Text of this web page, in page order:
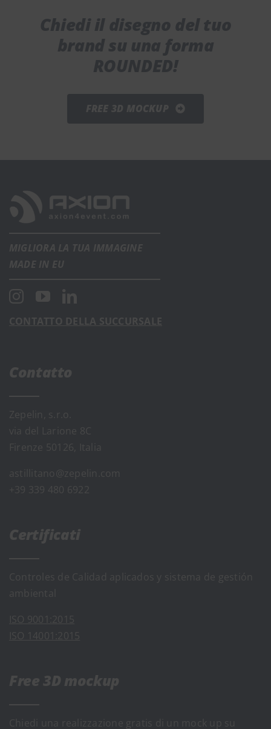
Chiedi il disegno del tuo
brand su una forma
ROUNDED!
FREE 3D MOCKUP
MIGLIORA LA TUA IMMAGINE
MADE IN EU
CONTATTO DELLA SUCCURSALE
Contatto
Zepelin, s.r.o.
via del Larione 8C
Firenze 50126, Italia
astillitano@zepelin.com
+39 339 480 6922
Certificati
Controles de Calidad aplicados y sistema de gestión
ambiental
ISO 9001:2015
ISO 14001:2015
Free 3D mockup
Chiedi una realizzazione gratis di un mock up su